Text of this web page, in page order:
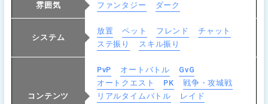
雰囲気 ファンタジー ダーク
システム
放置 ペット フレンド
チャット
ステ振り
スキル振り
コンテンツ
PvP オートバトル
GvG
オートクエスト
PK
戦争・攻城戦
リアルタイムバトル
レイド